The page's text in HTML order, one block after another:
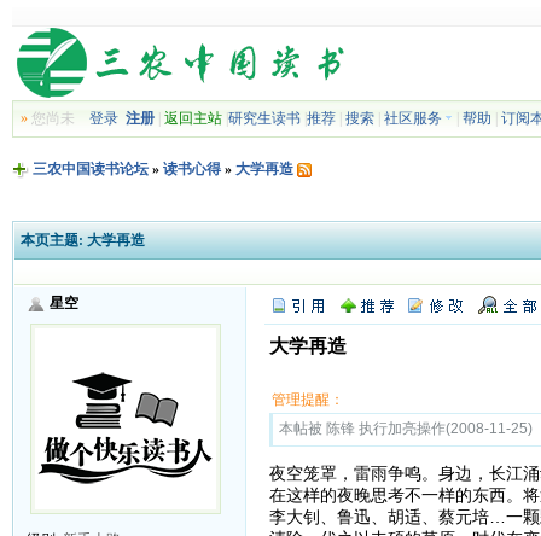
»您尚未 登录 注册| 返回主站| 研究生读书| 推荐| 搜索| 社区服务 帮助 订阅
三农中国读书论坛» 读书心得» 大学再造
本页主题: 大学再造
星空
大学再造
管理提醒：
本帖被 陈锋 执行加亮操作(2008-11-25)
夜空笼罩，雷雨争鸣。身边，长江
在这样的夜晚思考不一样的东西。
李大钊、鲁迅、胡适、蔡元培…一